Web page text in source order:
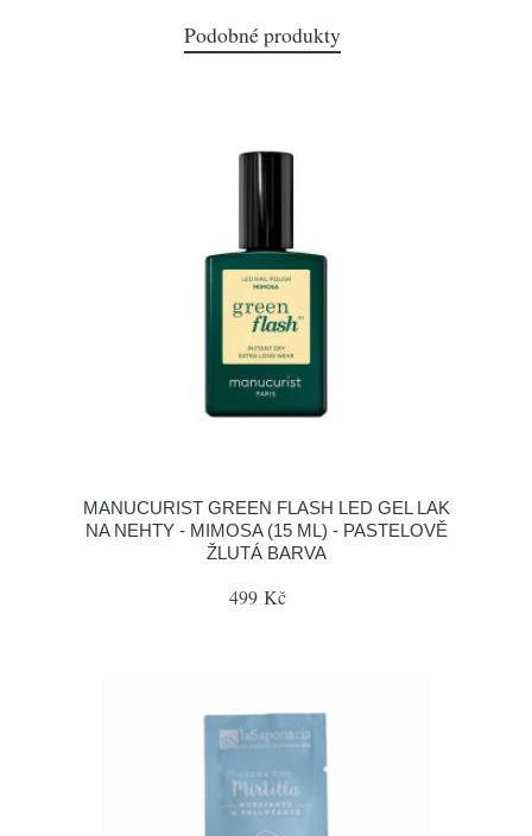
Podobné produkty
MANUCURIST GREEN FLASH LED GEL LAK
NA NEHTY - MIMOSA (15 ML) - PASTELOVĚ
ŽLUTÁ BARVA
499 Kč